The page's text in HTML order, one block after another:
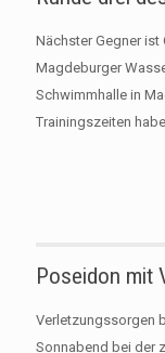
Nächster Gegner ist
Magdeburger
Schwimmhalle in
Trainingszeiten
Poseidon mit
Verletzungssorgen
Sonnabend bei der